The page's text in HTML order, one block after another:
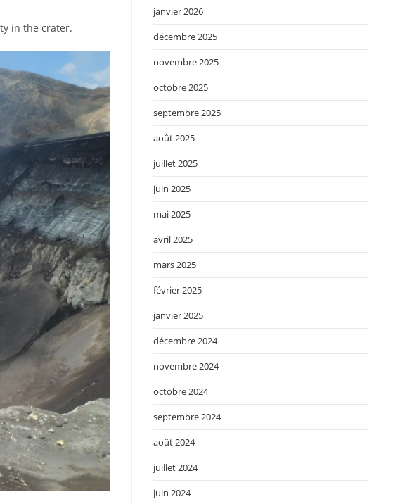
in the crater.
janvier 2026
décembre 2025
novembre 2025
octobre 2025
septembre 2025
août 2025
juillet 2025
juin 2025
mai 2025
avril 2025
mars 2025
février 2025
janvier 2025
décembre 2024
novembre 2024
octobre 2024
septembre 2024
août 2024
juillet 2024
juin 2024